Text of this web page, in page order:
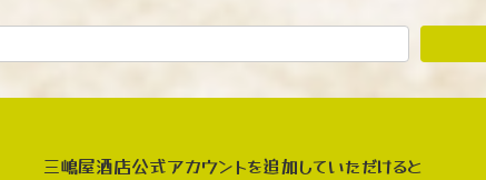
三嶋屋酒店公式アカウントを追加していただけると